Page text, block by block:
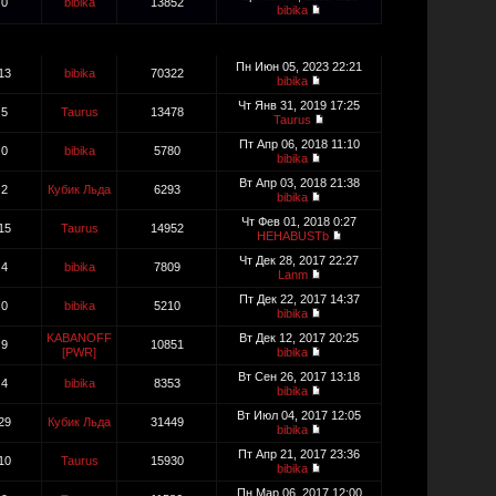
bibika
13 bibika 70322
Пн Июн 05, 2023 22:21
bibika
5 Taurus 13478
Чт Янв 31, 2019 17:25
Taurus
0 bibika 5780
Пт Апр 06, 2018 11:10
bibika
2 Кубик Льда 6293
Вт Апр 03, 2018 21:38
bibika
15 Taurus 14952
Чт Фев 01, 2018 0:27
HEHABUSTb
4 bibika 7809
Чт Дек 28, 2017 22:27
Lanm
0 bibika 5210
Пт Дек 22, 2017 14:37
bibika
9
KABANOFF
[PWR]
10851
Вт Дек 12, 2017 20:25
bibika
4 bibika 8353
Вт Сен 26, 2017 13:18
bibika
Кубик Льда 31449
Вт Июл 04, 2017 12:05
bibika
10 Taurus 15930
Пт Апр 21, 2017 23:36
bibika
Пн Мар 06, 2017 12:00